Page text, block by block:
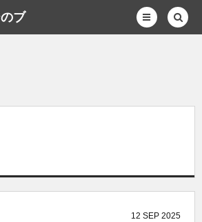
ブ
12 SEP 2025